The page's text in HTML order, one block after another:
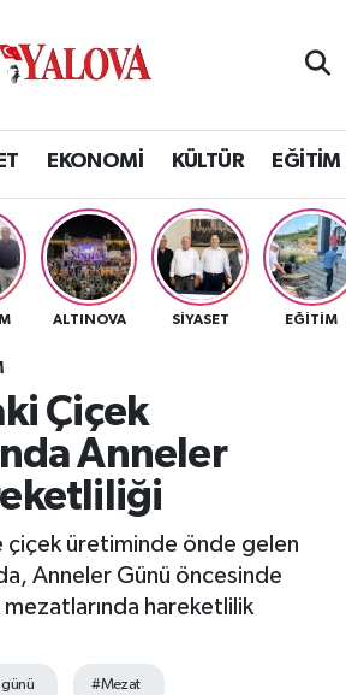
EKONOMİ KÜLTÜR EĞİTİM
ALTINOVA SİYASET EĞİTİM
Çiçek
Anneler
çiçek üretiminde önde gelen
Anneler Günü öncesinde
hareketlilik
#Mezat
Eczaneler
Vakitleri
Haritası